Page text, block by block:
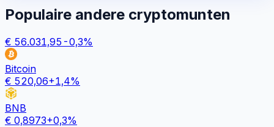
Populaire andere cryptomunten
€ 56.031,95 -0,3%
Bitcoin
€ 520,06+1,4%
BNB
€ 0,8973+0,3%